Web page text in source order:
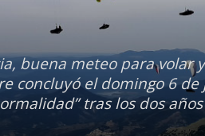
buena meteo para volar
concluyó el domingo 6
tras los dos